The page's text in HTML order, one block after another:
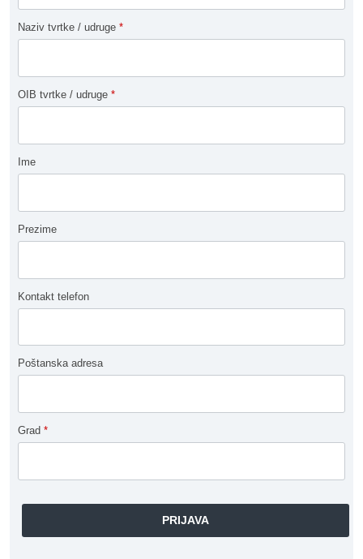
Naziv tvrtke / udruge *
OIB tvrtke / udruge *
Ime
Prezime
Kontakt telefon
Poštanska adresa
Grad *